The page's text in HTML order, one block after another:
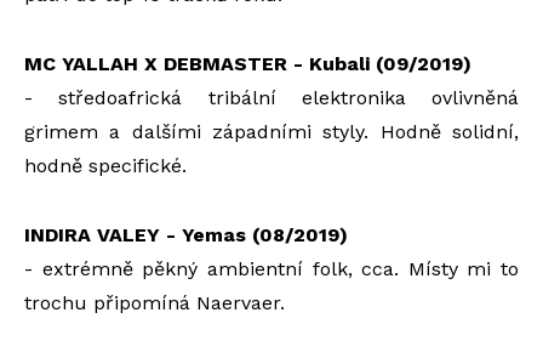
MC YALLAH X DEBMASTER - Kubali (09/2019)
- středoafrická tribální elektronika ovlivněná
grimem a dalšími západními styly. Hodně solidní,
hodně specifické.
INDIRA VALEY - Yemas (08/2019)
- extrémně pěkný ambientní folk, cca. Místy mi to
trochu připomíná Naervaer.